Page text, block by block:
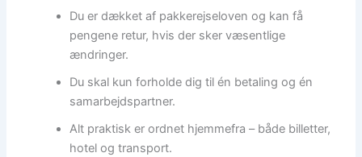
Du er dækket af pakkerejseloven og kan få
pengene retur, hvis der sker væsentlige
ændringer.
Du skal kun forholde dig til én betaling og én
samarbejdspartner.
Alt praktisk er ordnet hjemmefra – både billetter,
hotel og transport.